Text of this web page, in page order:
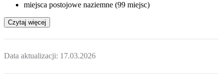
miejsca postojowe naziemne (99 miejsc)
Czytaj więcej
Data aktualizacji: 17.03.2026